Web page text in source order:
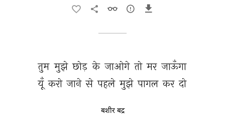
तुम मुझे छोड़ के जाओगे तो मर जाऊँगा
यूँ करो जाने से पहले मुझे पागल कर दो
बशीर बद्र